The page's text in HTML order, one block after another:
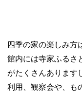
四季の家の楽しみ方
館内には寺家ふるさ
がたくさんあります
利用、観察会や、も